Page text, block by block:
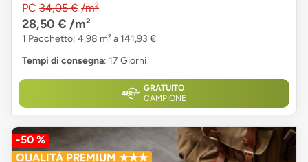
PC 34,05 € /m²
28,50 € /m²
1 Pacchetto: 4,98 m² a 141,93 €
Tempi di consegna: 17 Giorni
GRATUITO
CAMPIONE
-50 %
QUALITÀ PREMIUM ★★★